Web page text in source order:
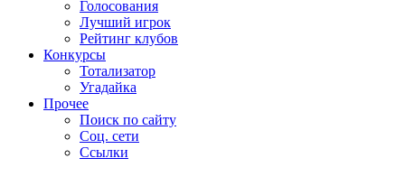
Голосования
Лучший игрок
Рейтинг клубов
Конкурсы
Тотализатор
Угадайка
Прочее
Поиск по сайту
Соц. сети
Ссылки